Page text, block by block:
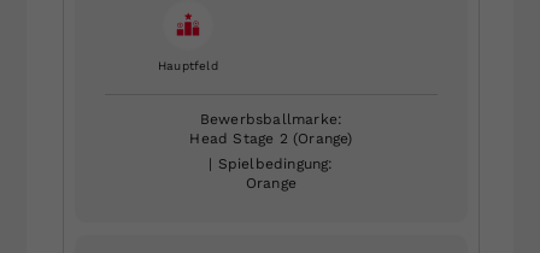
Hauptfeld
Bewerbsballmarke:
Head Stage 2 (Orange)
| Spielbedingung:
Orange